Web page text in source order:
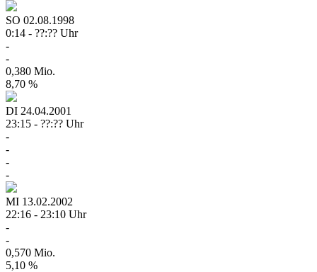
SO 02.08.1998
0:14 - ??:?? Uhr
-
-
0,380 Mio.
8,70 %
DI 24.04.2001
23:15 - ??:?? Uhr
-
-
-
-
MI 13.02.2002
22:16 - 23:10 Uhr
-
-
0,570 Mio.
5,10 %